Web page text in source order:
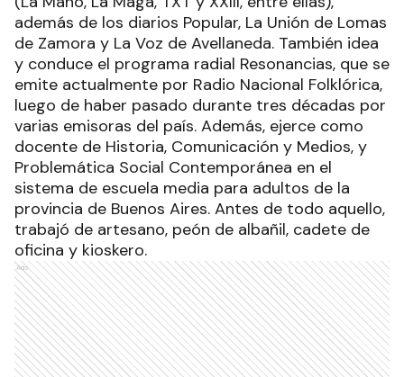
además de los diarios Popular, La Unión de Lomas
de Zamora y La Voz de Avellaneda. También idea
y conduce el programa radial Resonancias, que se
emite actualmente por Radio Nacional Folklórica,
luego de haber pasado durante tres décadas por
varias emisoras del país. Además, ejerce como
docente de Historia, Comunicación y Medios, y
Problemática Social Contemporánea en el
sistema de escuela media para adultos de la
provincia de Buenos Aires. Antes de todo aquello,
trabajó de artesano, peón de albañil, cadete de
oficina y kioskero.
Ads